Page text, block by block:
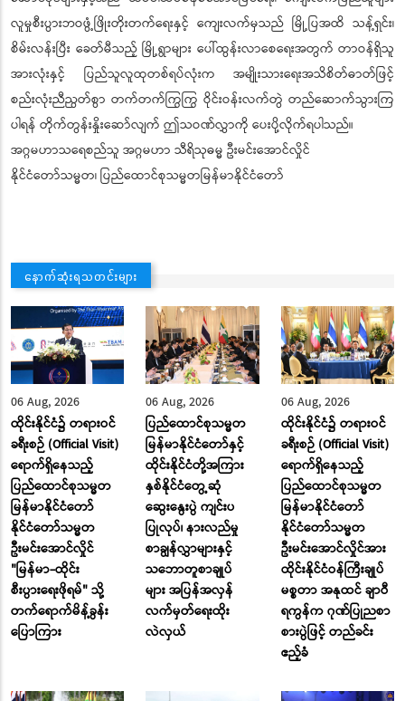
လူမှုစီးပွားဘဝဖွံ့ဖြိုးတိုးတက်ရေးနှင့် ကျေးလက်မှသည် မြို့ပြအထိ သန့်ရှင်း၊
စိမ်းလန်းပြီး ခေတ်မီသည့် မြို့ရွာများ ပေါ်ထွန်းလာစေရေးအတွက် တာဝန်ရှိသူ
အားလုံးနှင့် ပြည်သူလူထုတစ်ရပ်လုံးက အမျိုးသားရေးအသိစိတ်ဓာတ်ဖြင့်
စည်းလုံးညီညွတ်စွာ တက်တက်ကြွကြွ ဝိုင်းဝန်းလက်တွဲ တည်ဆောက်သွားကြ
ပါရန် တိုက်တွန်းနှိုးဆော်လျက် ဤသဝဏ်လွှာကို ပေးပို့လိုက်ရပါသည်။
အဂ္ဂမဟာသရေစည်သူ အဂ္ဂမဟာ သီရိသုဓမ္မ ဦးမင်းအောင်လှိုင်
နိုင်ငံတော်သမ္မတ၊ ပြည်ထောင်စုသမ္မတမြန်မာနိုင်ငံတော်
နောက်ဆုံးရသတင်းများ
06 Aug, 2026
ထိုင်းနိုင်ငံ၌ တရားဝင်
ခရီးစဉ် (Official Visit)
ရောက်ရှိနေသည့်
ပြည်ထောင်စုသမ္မတ
မြန်မာနိုင်ငံတော်
နိုင်ငံတော်သမ္မတ
ဦးမင်းအောင်လှိုင်
"မြန်မာ-ထိုင်း
စီးပွားရေးဖိုရမ်" သို့
တက်ရောက်မိန့်ခွန်း
ပြောကြား
06 Aug, 2026
ပြည်ထောင်စုသမ္မတ
မြန်မာနိုင်ငံတော်နှင့်
ထိုင်းနိုင်ငံတို့အကြား
နှစ်နိုင်ငံတွေ့ဆုံ
ဆွေးနွေးပွဲ ကျင်းပ
ပြုလုပ်၊ နားလည်မှု
စာချွန်လွှာများနှင့်
သဘောတူစာချုပ်
များ အပြန်အလှန်
လက်မှတ်ရေးထိုး
လဲလှယ်
06 Aug, 2026
ထိုင်းနိုင်ငံ၌ တရားဝင်
ခရီးစဉ် (Official Visit)
ရောက်ရှိနေသည့်
ပြည်ထောင်စုသမ္မတ
မြန်မာနိုင်ငံတော်
နိုင်ငံတော်သမ္မတ
ဦးမင်းအောင်လှိုင်အား
ထိုင်းနိုင်ငံဝန်ကြီးချုပ်
မစ္စတာ အနုထင် ချာဝီ
ရကွန်က ဂုဏ်ပြုညစာ
စားပွဲဖြင့် တည်ခင်း
ဧည့်ခံ